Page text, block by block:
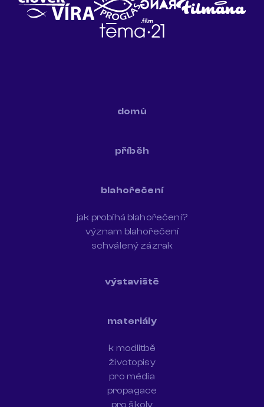
domů
příběh
blahořečení
jak probíhá blahořečení?
význam blahořečení
schválený zázrak
výstaviště
materiály
k modlitbě
životopisy
pro média
propagace
pro školy